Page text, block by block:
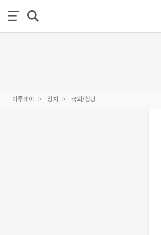
이투데이 정치 국회/정당